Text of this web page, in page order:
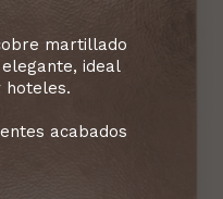
martillado
ideal
hoteles.
acabados